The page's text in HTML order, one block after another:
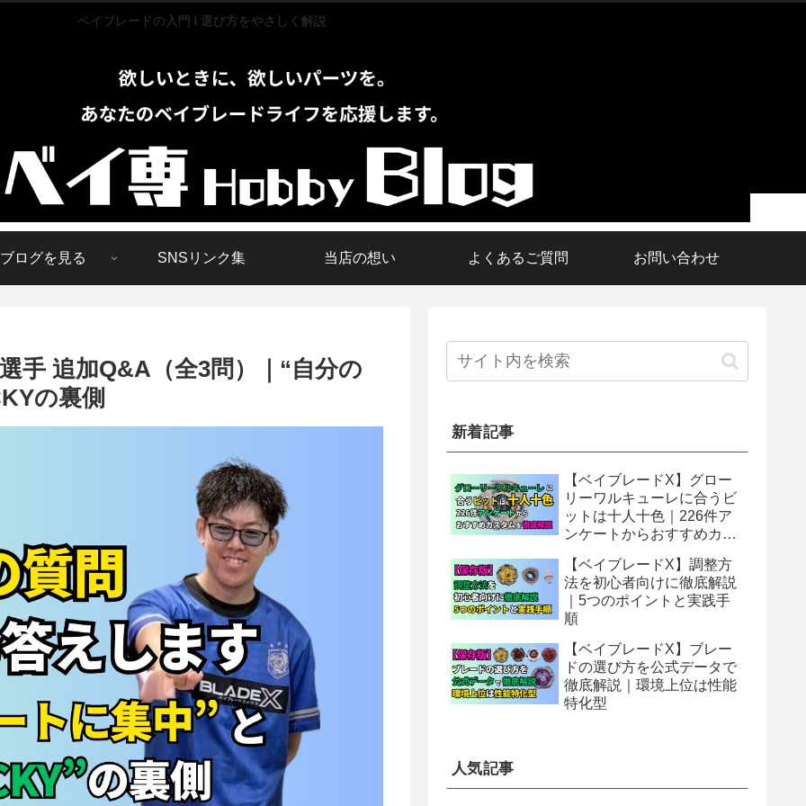
ベイブレードの入門 l 選び方をやさしく解説
ブログを見る SNSリンク集 当店の想い よくあるご質問 お問い合わせ
手 追加Q&A（全3問）｜“自分の
の裏側
新着記事
【ベイブレードX】グロー
リーワルキューレに合うビ
ットは十人十色｜226件ア
ンケートからおすすめカス
【ベイブレードX】調整方
法を初心者向けに徹底解説
｜5つのポイントと実践手
順
【ベイブレードX】ブレー
ドの選び方を公式データで
徹底解説｜環境上位は性能
特化型
人気記事